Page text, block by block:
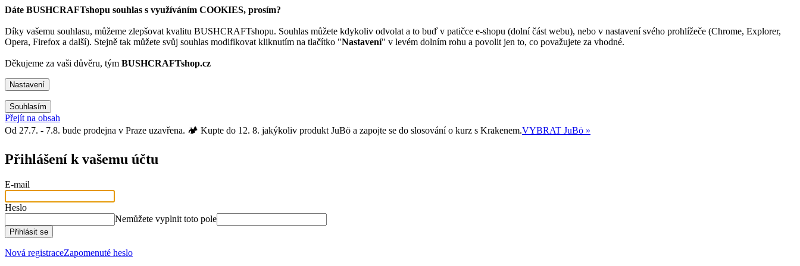
Dáte BUSHCRAFTshopu souhlas s využíváním COOKIES, prosím?
Díky vašemu souhlasu, můžeme zlepšovat kvalitu BUSHCRAFTshopu. Souhlas můžete kdykoliv odvolat a to buď v patičce e-shopu (dolní část webu), nebo v nastavení svého prohlížeče (Chrome, Explorer,
Opera, Firefox a další). Stejně tak můžete svůj souhlas modifikovat kliknutím na tlačítko "Nastavení" v levém dolním rohu a povolit jen to, co považujete za vhodné.
Děkujeme za vaši důvěru, tým BUSHCRAFTshop.cz
Nastavení
Souhlasím
Přejít na obsah
Od 27.7. - 7.8. bude prodejna v Praze uzavřena. 🏕️ Kupte do 12. 8. jakýkoliv produkt JuBö a zapojte se do slosování o kurz s Krakenem.VYBRAT JuBö »
Přihlášení k vašemu účtu
E-mail
Heslo
Nemůžete vyplnit toto pole
Přihlásit se
Nová registraceZapomenuté heslo